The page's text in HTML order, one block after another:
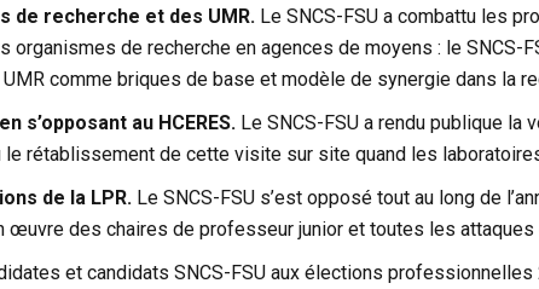
de recherche et des UMR. Le SNCS-FSU a combattu les
organismes de recherche en agences de moyens : le
comme briques de base et modèle de synergie dans la
s’opposant au HCERES. Le SNCS-FSU a rendu publique
le rétablissement de cette visite sur site quand les
de la LPR. Le SNCS-FSU s’est opposé tout au long de
œuvre des chaires de professeur junior et toutes les attaques
et candidats SNCS-FSU aux élections professionnelles